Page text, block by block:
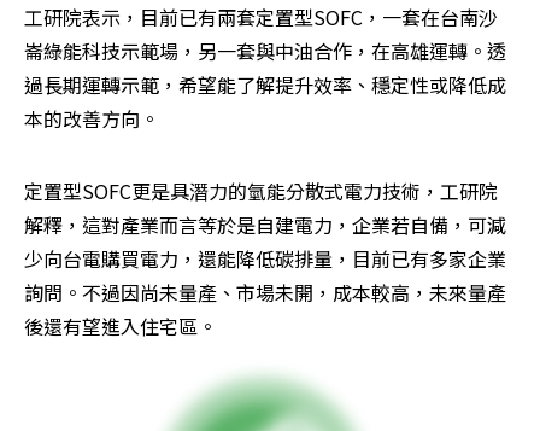
工研院表示，目前已有兩套定置型SOFC，一套在台南沙
崙綠能科技示範場，另一套與中油合作，在高雄運轉。透
過長期運轉示範，希望能了解提升效率、穩定性或降低成
本的改善方向。
定置型SOFC更是具潛力的氫能分散式電力技術，工研院
解釋，這對產業而言等於是自建電力，企業若自備，可減
少向台電購買電力，還能降低碳排量，目前已有多家企業
詢問。不過因尚未量產、市場未開，成本較高，未來量產
後還有望進入住宅區。